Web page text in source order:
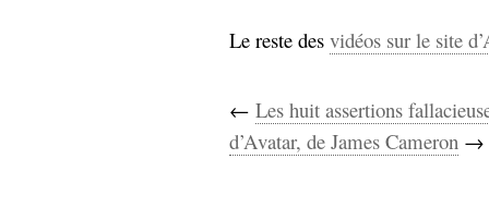
Le reste des vidéos sur le site
← Les huit assertions
d’Avatar, de James Cameron →